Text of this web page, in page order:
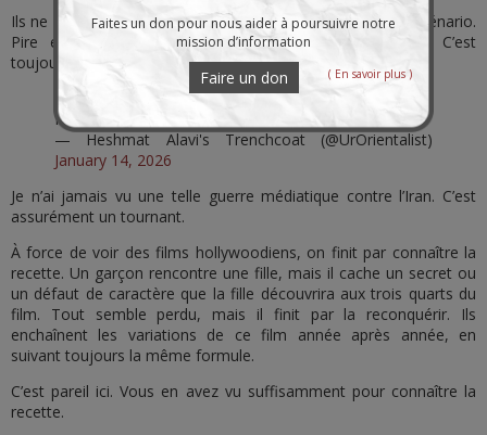
Ils ne font rien de nouveau. Ils ressortent le même vieux scénario.
Pire encore, ils utilisent souvent les mêmes acteurs. C’est
toujours la même mascarade.
I've never seen this level of media warfare against
Iran. Definitely a watershed moment.
— Heshmat Alavi's Trenchcoat (@UrOrientalist)
January 14, 2026
Je n’ai jamais vu une telle guerre médiatique contre l’Iran. C’est
assurément un tournant.
À force de voir des films hollywoodiens, on finit par connaître la
recette. Un garçon rencontre une fille, mais il cache un secret ou
un défaut de caractère que la fille découvrira aux trois quarts du
film. Tout semble perdu, mais il finit par la reconquérir. Ils
enchaînent les variations de ce film année après année, en
suivant toujours la même formule.
C’est pareil ici. Vous en avez vu suffisamment pour connaître la
recette.
Faites un don pour nous aider à poursuivre notre
mission d’information
Faire un don ( En savoir plus )